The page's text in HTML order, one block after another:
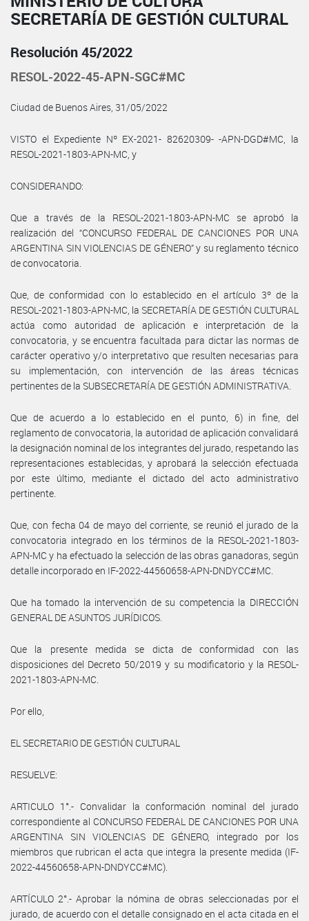
SECRETARÍA DE GESTIÓN CULTURAL
Resolución 45/2022
RESOL-2022-45-APN-SGC#MC
Ciudad de Buenos Aires, 31/05/2022
VISTO el Expediente Nº EX-2021- 82620309- -APN-DGD#MC, la
RESOL-2021-1803-APN-MC, y
CONSIDERANDO:
Que a través de la RESOL-2021-1803-APN-MC se aprobó la
realización del “CONCURSO FEDERAL DE CANCIONES POR UNA
ARGENTINA SIN VIOLENCIAS DE GÉNERO” y su reglamento técnico
de convocatoria.
Que, de conformidad con lo establecido en el artículo 3º de la
RESOL-2021-1803-APN-MC, la SECRETARÍA DE GESTIÓN CULTURAL
actúa como autoridad de aplicación e interpretación de la
convocatoria, y se encuentra facultada para dictar las normas de
carácter operativo y/o interpretativo que resulten necesarias para
su implementación, con intervención de las áreas técnicas
pertinentes de la SUBSECRETARÍA DE GESTIÓN ADMINISTRATIVA.
Que de acuerdo a lo establecido en el punto, 6) in fine, del
reglamento de convocatoria, la autoridad de aplicación convalidará
la designación nominal de los integrantes del jurado, respetando las
representaciones establecidas, y aprobará la selección efectuada
por este último, mediante el dictado del acto administrativo
pertinente.
Que, con fecha 04 de mayo del corriente, se reunió el jurado de la
convocatoria integrado en los términos de la RESOL-2021-1803-
APN-MC y ha efectuado la selección de las obras ganadoras, según
detalle incorporado en IF-2022-44560658-APN-DNDYCC#MC.
Que ha tomado la intervención de su competencia la DIRECCIÓN
GENERAL DE ASUNTOS JURÍDICOS.
Que la presente medida se dicta de conformidad con las
disposiciones del Decreto 50/2019 y su modificatorio y la RESOL-
2021-1803-APN-MC.
Por ello,
EL SECRETARIO DE GESTIÓN CULTURAL
RESUELVE:
ARTICULO 1°.- Convalidar la conformación nominal del jurado
correspondiente al CONCURSO FEDERAL DE CANCIONES POR UNA
ARGENTINA SIN VIOLENCIAS DE GÉNERO, integrado por los
miembros que rubrican el acta que integra la presente medida (IF-
2022-44560658-APN-DNDYCC#MC).
ARTÍCULO 2°.- Aprobar la nómina de obras seleccionadas por el
jurado, de acuerdo con el detalle consignado en el acta citada en el